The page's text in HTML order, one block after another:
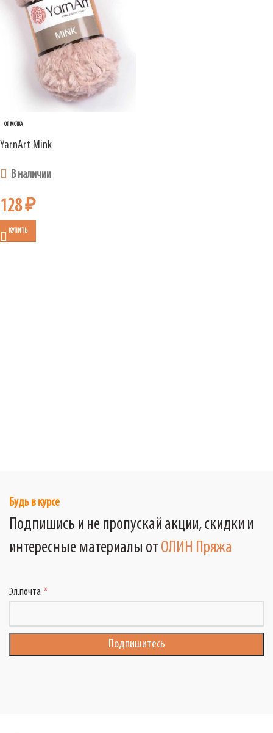
ОТ МОТКА
YarnArt Mink
В наличии
128₽
КУПИТЬ
Будь в курсе
Подпишись и не пропускай акции, скидки и
интересные материалы от ОЛИН Пряжа
Эл.почта